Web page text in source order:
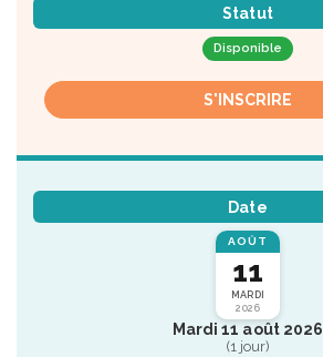
Statut
Disponible
S'INSCRIRE
Date
AOÛT
11
MARDI
2026
Mardi 11 août 2026
(1 jour)